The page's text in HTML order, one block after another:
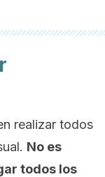
realizar todos
No es
todos los